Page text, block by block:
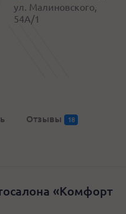
ул. Малиновского,
54А/1
Отзывы 18
«Комфорт